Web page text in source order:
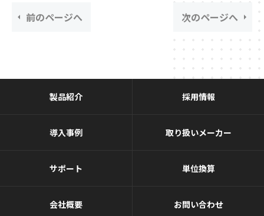
前のページへ 次のページへ
製品紹介
導入事例
サポート
会社概要
採用情報
取り扱いメーカー
単位換算
お問い合わせ